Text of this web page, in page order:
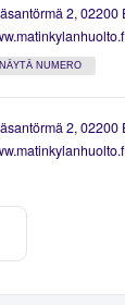
2, 02200
NÄYTÄ NUMERO
2, 02200